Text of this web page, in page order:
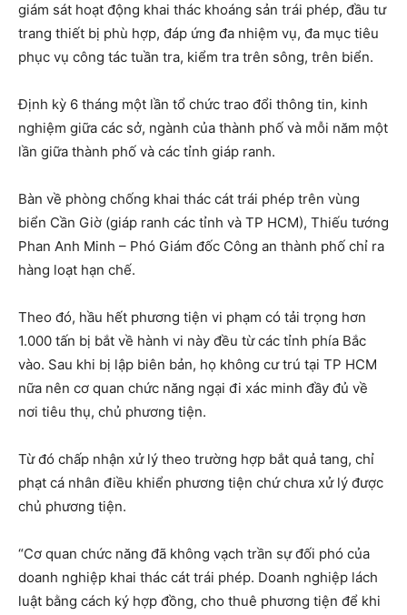
giám sát hoạt động khai thác khoáng sản trái phép, đầu tư
trang thiết bị phù hợp, đáp ứng đa nhiệm vụ, đa mục tiêu
phục vụ công tác tuần tra, kiểm tra trên sông, trên biển.
Định kỳ 6 tháng một lần tổ chức trao đổi thông tin, kinh
nghiệm giữa các sở, ngành của thành phố và mỗi năm một
lần giữa thành phố và các tỉnh giáp ranh.
Bàn về phòng chống khai thác cát trái phép trên vùng
biển Cần Giờ (giáp ranh các tỉnh và TP HCM), Thiếu tướng
Phan Anh Minh – Phó Giám đốc Công an thành phố chỉ ra
hàng loạt hạn chế.
Theo đó, hầu hết phương tiện vi phạm có tải trọng hơn
1.000 tấn bị bắt về hành vi này đều từ các tỉnh phía Bắc
vào. Sau khi bị lập biên bản, họ không cư trú tại TP HCM
nữa nên cơ quan chức năng ngại đi xác minh đầy đủ về
nơi tiêu thụ, chủ phương tiện.
Từ đó chấp nhận xử lý theo trường hợp bắt quả tang, chỉ
phạt cá nhân điều khiển phương tiện chứ chưa xử lý được
chủ phương tiện.
“Cơ quan chức năng đã không vạch trần sự đối phó của
doanh nghiệp khai thác cát trái phép. Doanh nghiệp lách
luật bằng cách ký hợp đồng, cho thuê phương tiện để khi